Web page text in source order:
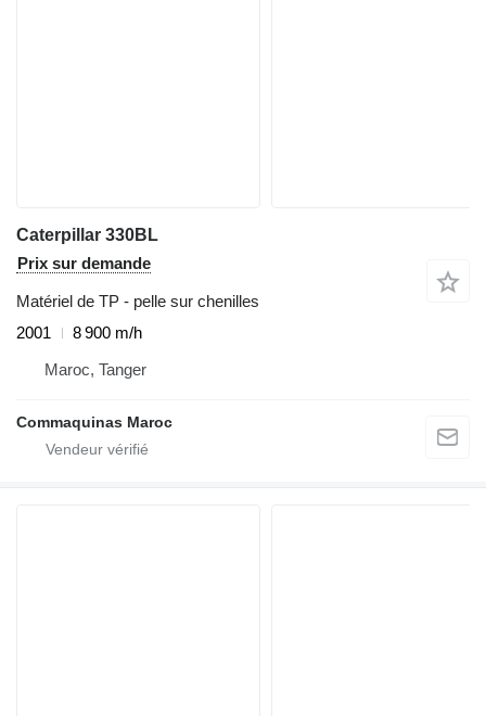
Caterpillar 330BL
Prix sur demande
Matériel de TP - pelle sur chenilles
2001
8 900 m/h
Maroc, Tanger
Commaquinas Maroc